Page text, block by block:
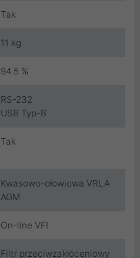
Tak
11 kg
94.5 %
RS-232
USB Typ-B
Tak
Kwasowo-ołowiowa VRLA
AGM
On-line VFI
Filtr przeciwzakłóceniowy